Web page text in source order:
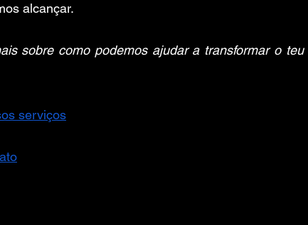
alcançar.
sobre como podemos ajudar a transformar o
serviços